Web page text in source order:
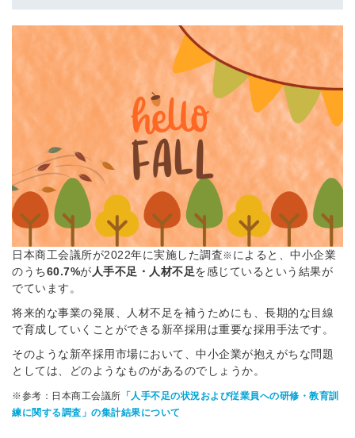
日本商工会議所が2022年に実施した調査※ によると、中小企業
のうち60.7%が 人手不足・人材不足を感じているという結果が
でています。
将来的な事業の発展、人材不足を補うためにも、長期的な目線
で育成していくことができる新卒採用は重要な採用手法です。
そのような新卒採用市場において、中小企業が抱えがちな問題
としては、どのようなものがあるのでしょうか。
※参考：日本商工会議所 「人手不足の状況および従業員への研修・教育訓
練に関する調査」の集計結果について